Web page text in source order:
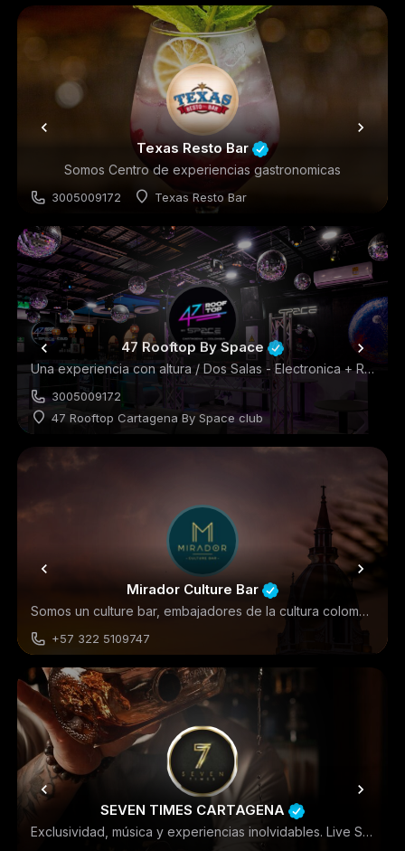
Restaurantes
Texas Resto Bar
Somos Centro de experiencias gastronomicas
3005009172 Texas Resto Bar
Restaurantes
47 Rooftop By Space
Una experiencia con altura / Dos Salas - Electronica + Rooftop Urbano
3005009172
47 Rooftop Cartagena By Space club
Discoteca
Mirador Culture Bar
Somos un culture bar, embajadores de la cultura colombiana en Cartagena.En nuestros tres ambientes exaltamos…
+57 322 5109747
Culturales
SEVEN TIMES CARTAGENA
Exclusividad, música y experiencias inolvidables. Live Show Experience